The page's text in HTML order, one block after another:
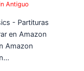
Antiguo
- Partituras
en Amazon
Amazon